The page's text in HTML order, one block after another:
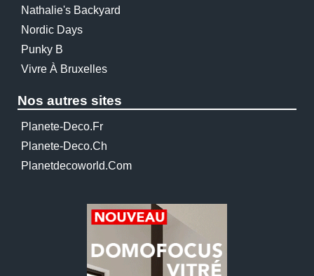
Nathalie's Backyard
Nordic Days
Punky B
Vivre À Bruxelles
Nos autres sites
Planete-Deco.fr
Planete-Deco.ch
Planetdecoworld.com